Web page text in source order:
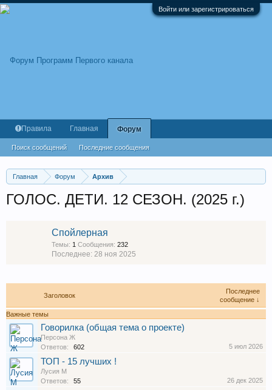
Войти или зарегистрироваться
Главная Форум Архив
ГОЛОС. ДЕТИ. 12 СЕЗОН. (2025 г.)
Спойлерная
Темы: 1 Сообщения: 232
28 ноя 2025
Заголовок
Последнее
сообщение ↓
Важные темы
Говорилка (общая тема о проекте)
Персона Ж
Ответов:
602 5 июл 2026
ТОП - 15 лучших !
Лусия М
Ответов:
55 26 дек 2025
Правила Главная Форум
Поиск сообщений Последние сообщения